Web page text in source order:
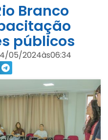
Branco
públicos
05/2024às06:34